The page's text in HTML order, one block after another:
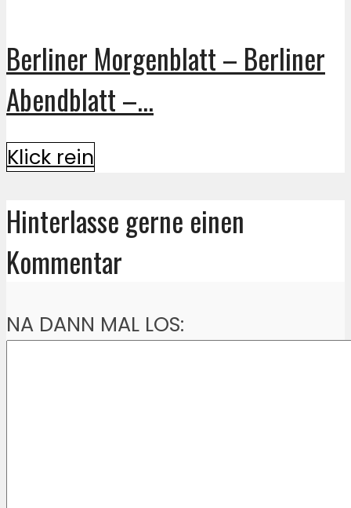
Berliner Morgenblatt – Berliner
Abendblatt –...
Klick rein
Hinterlasse gerne einen
Kommentar
NA DANN MAL LOS: